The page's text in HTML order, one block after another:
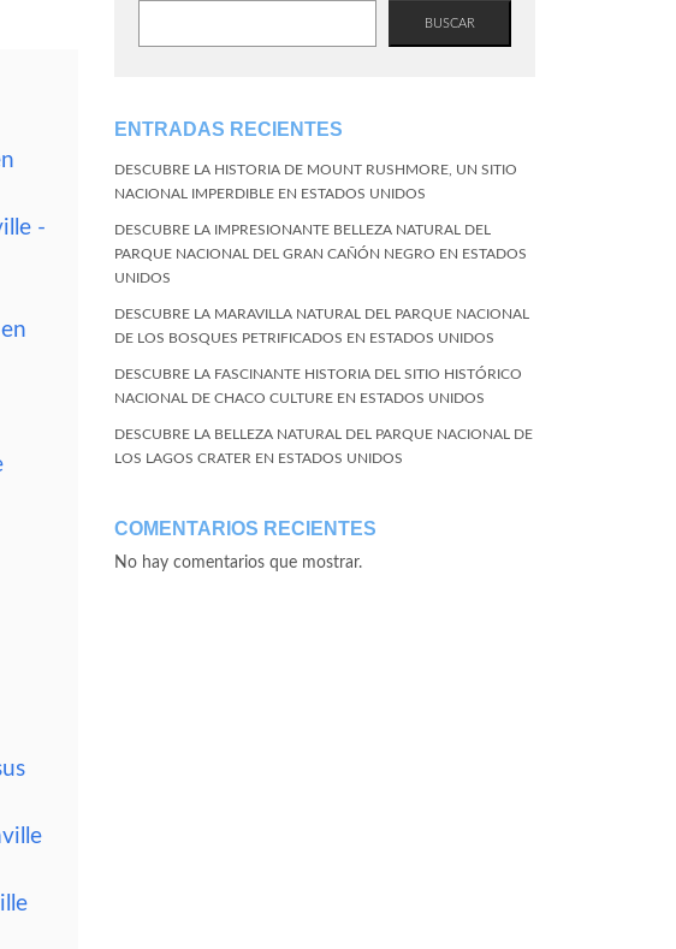
-
BUSCAR
ENTRADAS RECIENTES
DESCUBRE LA HISTORIA DE MOUNT RUSHMORE, UN SITIO
NACIONAL IMPERDIBLE EN ESTADOS UNIDOS
DESCUBRE LA IMPRESIONANTE BELLEZA NATURAL DEL
PARQUE NACIONAL DEL GRAN CAÑÓN NEGRO EN ESTADOS
UNIDOS
DESCUBRE LA MARAVILLA NATURAL DEL PARQUE NACIONAL
DE LOS BOSQUES PETRIFICADOS EN ESTADOS UNIDOS
DESCUBRE LA FASCINANTE HISTORIA DEL SITIO HISTÓRICO
NACIONAL DE CHACO CULTURE EN ESTADOS UNIDOS
DESCUBRE LA BELLEZA NATURAL DEL PARQUE NACIONAL DE
LOS LAGOS CRATER EN ESTADOS UNIDOS
COMENTARIOS RECIENTES
No hay comentarios que mostrar.